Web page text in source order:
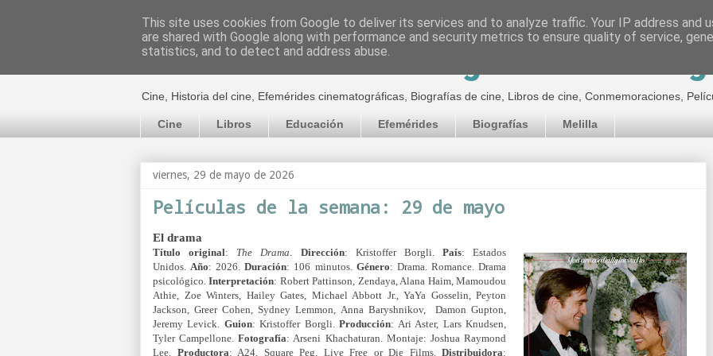
El cultural cinematográfico de Jorge
Cine, Historia del cine, Efemérides cinematográficas, Biografías de cine, Libros de cine, Conmemoraciones,
Cine Libros Educación Efemérides Biografías Melilla
viernes, 29 de mayo de 2026
Películas de la semana: 29 de mayo
El drama
Título original: The Drama Dirección: Kristoffer Borgli. País: Estados
Unidos. Año: 2026.Duración: 106 minutos. Género: Drama. Romance. Drama
psicológico.Interpretación: Robert Pattinson, Zendaya, Alana Haim, Mamoudou
Athie, Zoe Winters, Hailey Gates, Michael Abbott Jr., YaYa Gosselin, Peyton
Jackson, Greer Cohen, Sydney Lemmon, Anna Baryshnikov,
Damon Gupton,
Jeremy Levick. Guion: Kristoffer Borgli.Producción: Ari Aster, Lars Knudsen,
Tyler Campellone.Fotografía: Arseni Khachaturan. Montaje: Joshua Raymond
Lee. Productora: A24, Square Peg, Live Free or Die Films. Distribuidora:
This site uses cookies from Google to deliver its services and to analyze traffic. Your IP address and
are shared with Google along with performance and security metrics to ensure quality of service,
statistics, and to detect and address abuse.